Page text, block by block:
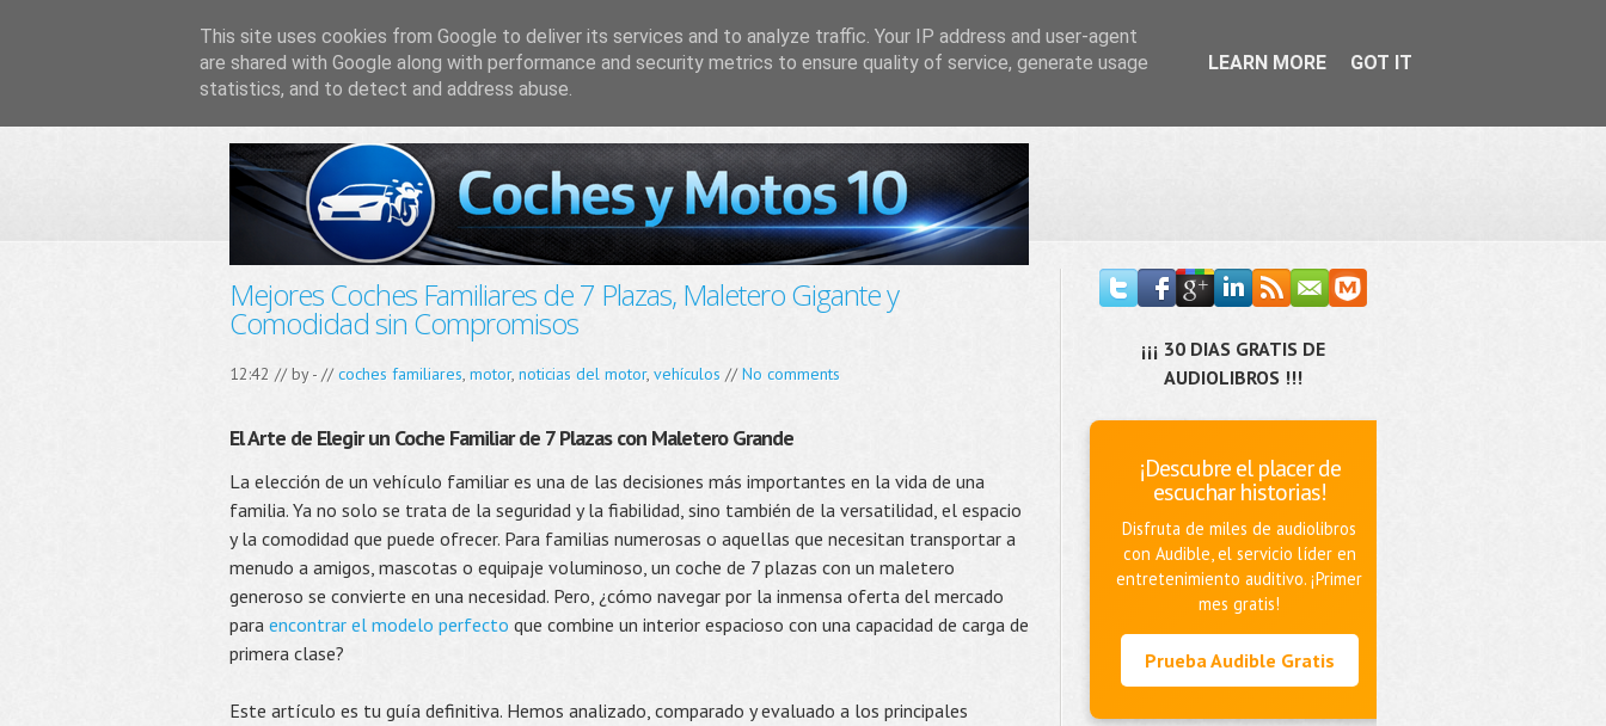
Mejores Coches Familiares de 7 Plazas, Maletero Gigante y
Comodidad sin Compromisos
12:42 // by- //coches familiares, motor, noticias del motor, vehículos //No comments
El Arte de Elegir un Coche Familiar de 7 Plazas con Maletero Grande
La elección de un vehículo familiar es una de las decisiones más importantes en la vida de una
familia. Ya no solo se trata de la seguridad y la fiabilidad, sino también de la versatilidad, el espacio
y la comodidad que puede ofrecer. Para familias numerosas o aquellas que necesitan transportar a
menudo a amigos, mascotas o equipaje voluminoso, un coche de 7 plazas con un maletero
generoso se convierte en una necesidad. Pero, ¿cómo navegar por la inmensa oferta del mercado
para encontrar el modelo perfecto que combine un interior espacioso con una capacidad de carga de
primera clase?
Este artículo es tu guía definitiva. Hemos analizado, comparado y evaluado a los principales
¡¡¡ 30 DIAS GRATIS DE
AUDIOLIBROS !!!
¡Descubre el placer de
escuchar historias!
Disfruta de miles de audiolibros
con Audible, el servicio líder en
entretenimiento auditivo. ¡Primer
mes gratis!
Prueba Audible Gratis
This site uses cookies from Google to deliver its services and to analyze traffic. Your IP address and user-agent
are shared with Google along with performance and security metrics to ensure quality of service, generate usage
statistics, and to detect and address abuse.
LEARN MORE GOT IT